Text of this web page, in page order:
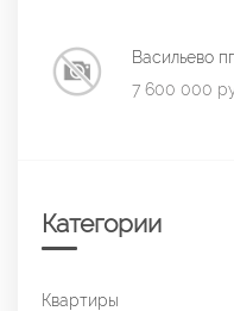
Васильево
7 600 000
Категории
Квартиры